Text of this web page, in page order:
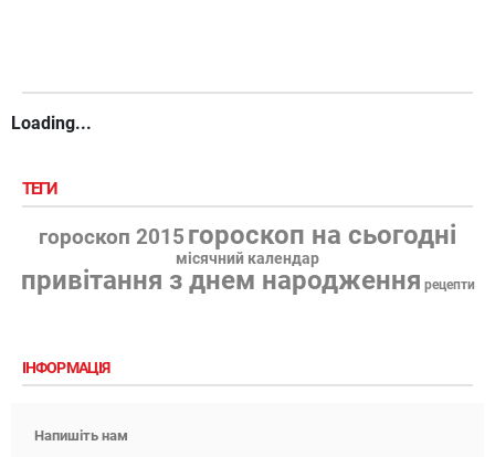
Loading...
ТЕГИ
гороскоп 2015 гороскоп на сьогодні
місячний календар
привітання з днем народження рецепти
ІНФОРМАЦІЯ
Напишіть нам